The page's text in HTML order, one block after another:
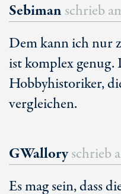
Sebiman schrieb
Dem kann ich nur
ist komplex genug.
Hobbyhistoriker,
vergleichen.
GWalloryschrieb
Es mag sein, dass